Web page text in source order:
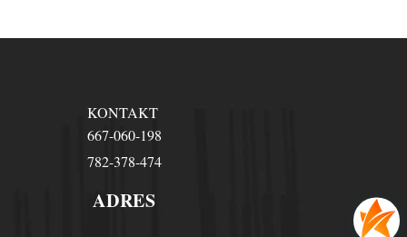
ADRES
KONTAKT
667-060-198
782-378-474